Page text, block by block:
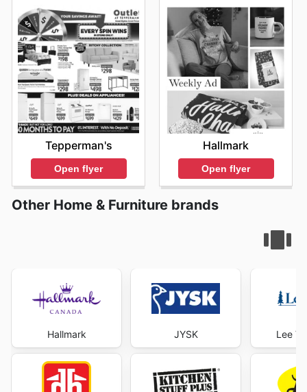
Tepperman's
Open flyer
Hallmark
Open flyer
Other Home & Furniture brands
Hallmark JYSK Lee